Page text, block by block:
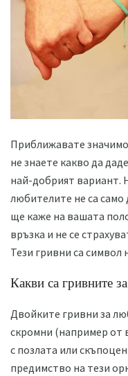
Приближавате
не знаете какво да
най-добрият вариант.
любителите не са
ще каже на вашата
връзка и не се
Тези гривни са символ
Какви са гривните
Двойките гривни за
скромни (например от
с позлата или
предимство на тези